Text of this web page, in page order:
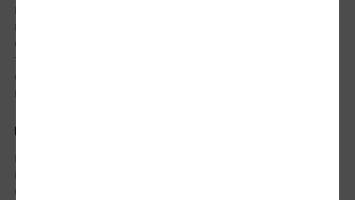
Istoric comenzi
Mostre si Conditii Retur Marfa
Cum comanzi
Termen de livrare
Costuri de livrare
Politica de returnare a produselor
UTILE
Despre Noi
Echipa Update Advertising
CSR si Implicare sociala